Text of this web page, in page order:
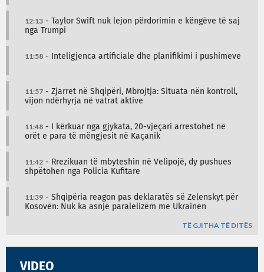
12:13 - Taylor Swift nuk lejon përdorimin e këngëve të saj
nga Trumpi
11:58 - Inteligjenca artificiale dhe planifikimi i pushimeve
11:57 - Zjarret në Shqipëri, Mbrojtja: Situata nën kontroll,
vijon ndërhyrja në vatrat aktive
11:48 - I kërkuar nga gjykata, 20-vjeçari arrestohet në
orët e para të mëngjesit në Kaçanik
11:42 - Rrezikuan të mbyteshin në Velipojë, dy pushues
shpëtohen nga Policia Kufitare
11:39 - Shqipëria reagon pas deklaratës së Zelenskyt për
Kosovën: Nuk ka asnjë paralelizëm me Ukrainën
TË GJITHA TË DITËS
VIDEO